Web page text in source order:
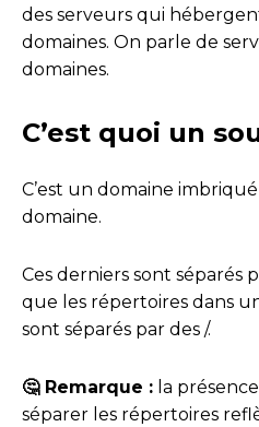
des serveurs qui
domaines. On parle de
domaines.
C’est quoi un
C’est un domaine
domaine.
Ces derniers sont séparés
que les répertoires dans
sont séparés par des /.
🤔 Remarque :la
séparer les répertoires